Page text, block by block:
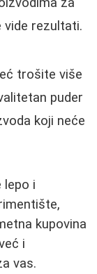
vide rezultati.
trošite više
puder
koji neće
lepo i
kupovina
i
vas.